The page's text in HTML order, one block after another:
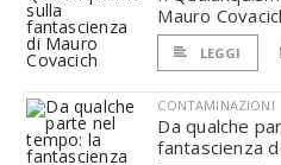
Mauro
LEGGI
CONTAMINAZIONI
Da qualche
fantascienza